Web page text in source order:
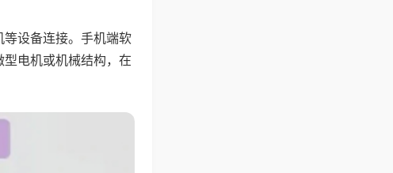
设备连接。手机端软
电机或机械结构，在